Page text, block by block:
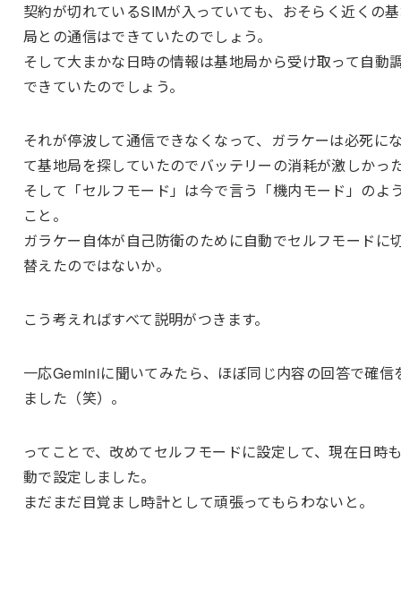
契約が切れているSIMが入っていても、おそらく近くの
局との通信はできていたのでしょう。
そして大まかな日時の情報は基地局から受け取って自動
できていたのでしょう。
それが停波して通信できなくなって、ガラケーは必死に
て基地局を探していたのでバッテリーの消耗が激しかっ
そして「セルフモード」は今で言う「機内モード」のよ
こと。
ガラケー自体が自己防衛のために自動でセルフモードに
替えたのではないか。
こう考えればすべて説明がつきます。
一応Geminiに聞いてみたら、ほぼ同じ内容の回答で確信
ました（笑）。
ってことで、改めてセルフモードに設定して、現在日時
動で設定しました。
まだまだ目覚まし時計として頑張ってもらわないと。